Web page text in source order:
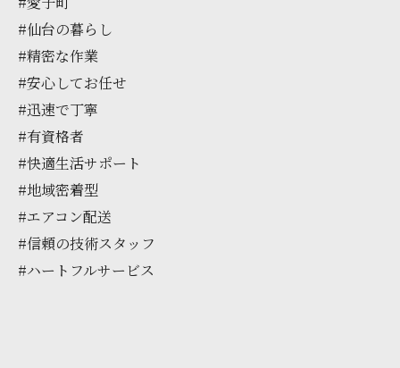
#仙台の暮らし
#精密な作業
#安心してお任せ
#迅速で丁寧
#有資格者
#快適生活サポート
#地域密着型
#エアコン配送
#信頼の技術スタッフ
#ハートフルサービス